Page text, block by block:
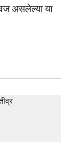
असलेल्या या